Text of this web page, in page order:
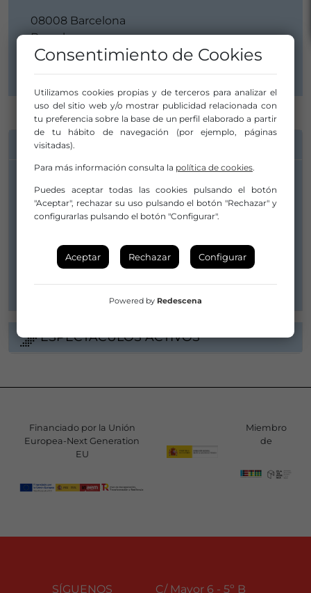
08008 Barcelona
Barcelona
Cataluña / Catalunya
INFORMACIÓN DE CONTACTO
Fletcher Fran Aloma
609937150
delorgans@gmail.com
ESPECTÁCULOS ACTIVOS
Financiado por la Unión
Europea-Next Generation
EU
Miembro
de
SÍGUENOS C/ Mayor 6 - 5º B
Consentimiento de Cookies
Utilizamos cookies propias y de terceros para analizar el
uso del sitio web y/o mostrar publicidad relacionada con
tu preferencia sobre la base de un perfil elaborado a partir
de tu hábito de navegación (por ejemplo, páginas
visitadas).
Para más información consulta la política de cookies.
Puedes aceptar todas las cookies pulsando el botón
"Aceptar", rechazar su uso pulsando el botón "Rechazar" y
configurarlas pulsando el botón "Configurar".
Aceptar Rechazar Configurar
Powered by Redescena